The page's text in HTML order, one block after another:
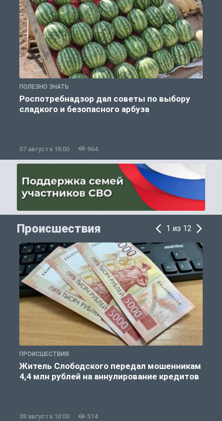
ПОЛЕЗНО ЗНАТЬ
Роспотребнадзор дал советы по выбору
сладкого и безопасного арбуза
07 августа 18:00 964
Происшествия 1 из 12
ПРОИСШЕСТВИЯ
Житель Слободского передал мошенникам
4,4 млн рублей на аннулирование кредитов
08 августа 10:00 514